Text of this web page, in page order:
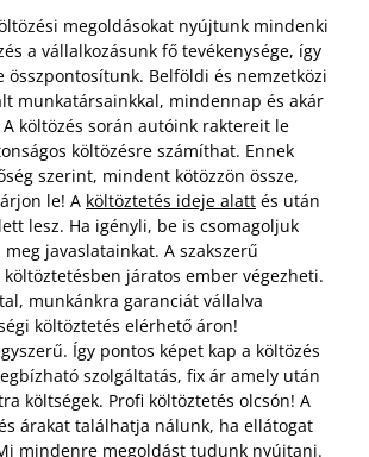
megoldásokat nyújtunk mindenki
a vállalkozásunk fő tevékenysége, így
összpontosítunk. Belföldi és nemzetközi
munkatársainkkal, mindennap és akár
költözés során autóink raktereit le
költözésre számíthat. Ennek
szerint, mindent kötözzön össze,
le! A költöztetés ideje alatt és után
lesz. Ha igényli, be is csomagoljuk
meg javaslatainkat. A szakszerű
költöztetésben járatos ember végezheti.
munkánkra garanciát vállalva
költöztetés elérhető áron!
Így pontos képet kap a költözés
szolgáltatás, fix ár amely után
költségek. Profi költöztetés olcsón! A
árakat találhatja nálunk, ha ellátogat
mindenre megoldást tudunk nyújtani.